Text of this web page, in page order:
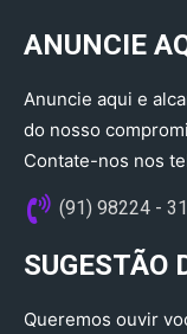
ANUNCIE
Anuncie aqui e
do nosso
Contate-nos nos
(91) 98224 -
SUGESTÃO
Queremos ouvir